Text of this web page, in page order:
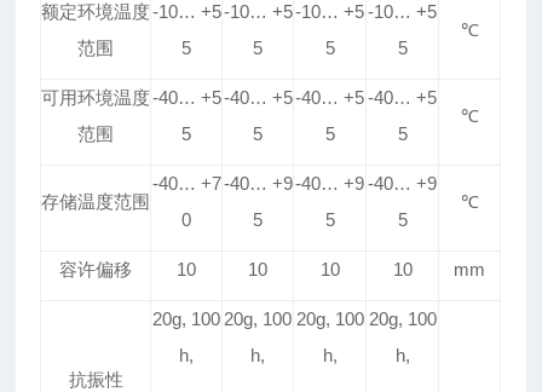
额定环境温度
范围
-10… +5
5
-10… +5
5
-10… +5
5
-10… +5
5
℃
可用环境温度
范围
-40… +5
5
-40… +5
5
-40… +5
5
-40… +5
5
℃
存储温度范围
-40… +7
0
-40… +9
5
-40… +9
5
-40… +9
5
℃
容许偏移 10 10 10 10 mm
抗振性
20g, 100
h,
20g, 100
h,
20g, 100
h,
20g, 100
h,